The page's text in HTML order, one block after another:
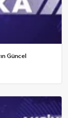
Güncel